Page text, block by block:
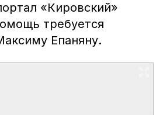
«Кировский»
требуется
Епаняну.